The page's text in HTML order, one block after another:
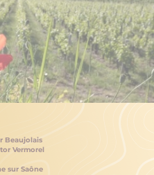
Beaujolais
Vermorel
sur Saône